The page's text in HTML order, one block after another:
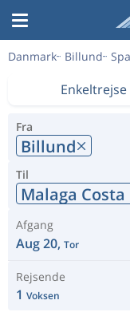
Danmark Billund
Enkeltrejse
Fra
Billund
Til
Malaga Costa
Afgang
Aug 20, Tor
Rejsende
1 Voksen